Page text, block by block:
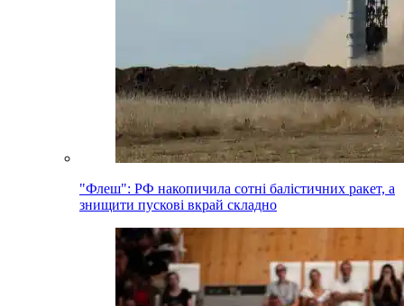
"Флеш": РФ накопичила сотні балістичних ракет, а
знищити пускові вкрай складно